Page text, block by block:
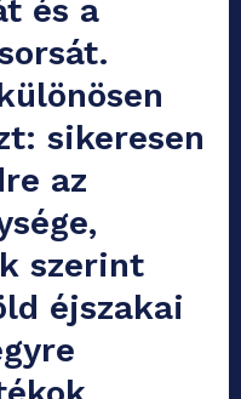
és a
sikeresen
az
szerint
éjszakai